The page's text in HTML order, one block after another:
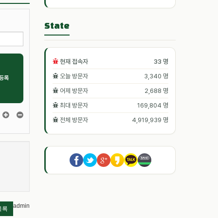
록
admin
State
현재 접속자
33 명
오늘 방문자
3,340 명
어제 방문자
2,688 명
최대 방문자
169,804 명
전체 방문자
4,919,939 명